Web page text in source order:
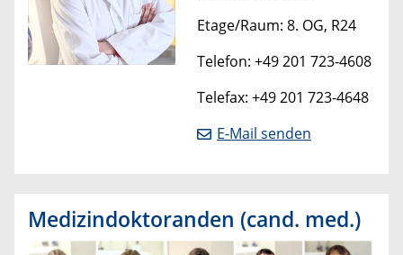
Etage/Raum: 8. OG, R24
Telefon: +49 201 723-4608
Telefax: +49 201 723-4648
E-Mail senden
Medizindoktoranden (cand. med.)